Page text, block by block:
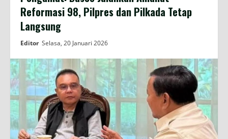
Reformasi 98, Pilpres dan Pilkada Tetap
Langsung
Editor Selasa, 20 Januari 2026